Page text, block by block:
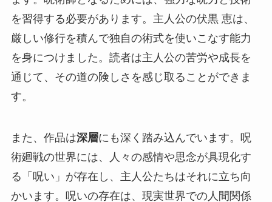
を習得する必要があります。主人公の伏黒 恵は、
厳しい修行を積んで独自の術式を使いこなす能力
を身につけました。読者は主人公の苦労や成長を
通じて、その道の険しさを感じ取ることができま
す。
また、作品は深層にも深く踏み込んでいます。呪
術廻戦の世界には、人々の感情や思念が具現化す
る「呪い」が存在し、主人公たちはそれに立ち向
かいます。呪いの存在は、現実世界での人間関係